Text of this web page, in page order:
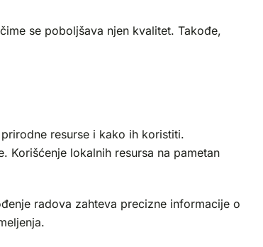
se poboljšava njen kvalitet. Takođe,
resurse i kako ih koristiti.
lokalnih resursa na pametan
radova zahteva precizne informacije o